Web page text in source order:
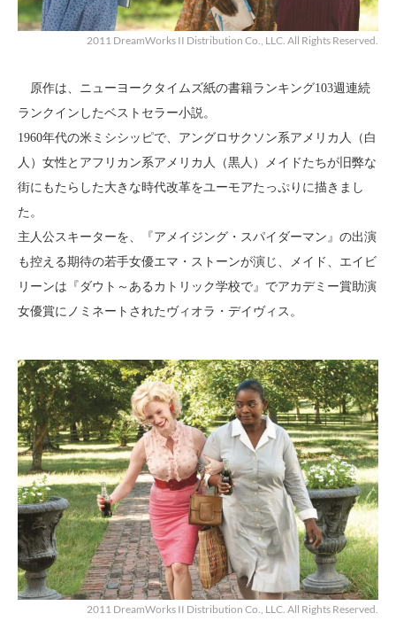
2011 DreamWorks II Distribution Co., LLC. All Rights Reserved.
原作は、ニューヨークタイムズ紙の書籍ランキング103週連続
ランクインしたベストセラー小説。
1960年代の米ミシシッピで、アングロサクソン系アメリカ人（白
人）女性とアフリカン系アメリカ人（黒人）メイドたちが旧弊な
街にもたらした大きな時代改革をユーモアたっぷりに描きまし
た。
主人公スキーターを、『アメイジング・スパイダーマン』の出演
も控える期待の若手女優エマ・ストーンが演じ、メイド、エイビ
リーンは『ダウト～あるカトリック学校で』でアカデミー賞助演
女優賞にノミネートされたヴィオラ・デイヴィス。
2011 DreamWorks II Distribution Co., LLC. All Rights Reserved.